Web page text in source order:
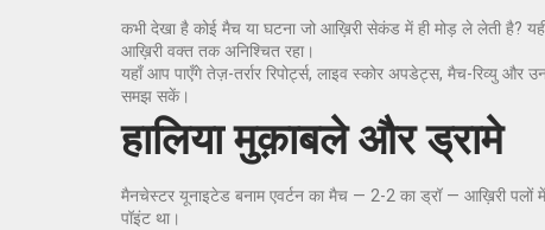
कभी देखा है कोई मैच या घटना जो आख़िरी सेकंड में ही मोड़ ले लेती है?
आख़िरी वक्त तक अनिश्चित रहा।
यहाँ आप पाएँगे तेज़-तर्रार रिपोर्ट्स, लाइव स्कोर अपडेट्स, मैच-रिव्यु
समझ सकें।
हालिया मुक़ाबले और ड्रामे
मैनचेस्टर यूनाइटेड बनाम एवर्टन का मैच — 2-2 का ड्रॉ — आख़िरी पलों
पॉइंट था।